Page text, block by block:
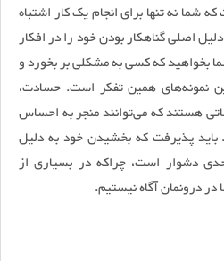
نه تنها برای انجام یک کار اشتباه
اصلی گناهکار بودن خود را در افکار
بخواهید که کسی به مشکلی بر بخورد و
نمونه‌های همین تفکر است. حسادت،
هستند که می‌توانند منجر به احساس
باید پذیرفت که بخشیدن خود به دلیل
دشوار است، چراکه در بسیاری از
در درونمان آگاه نیستیم.